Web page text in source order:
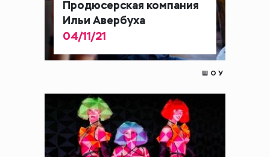
Продюсерская компания
Ильи Авербуха
04/11/21
ШОУ